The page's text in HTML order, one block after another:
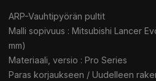
ARP-Vauhtipyörän pultit
Malli sopivuus : Mitsubishi Lancer
mm)
Materiaali, versio : Pro Series
Paras korjaukseen / Uudelleen